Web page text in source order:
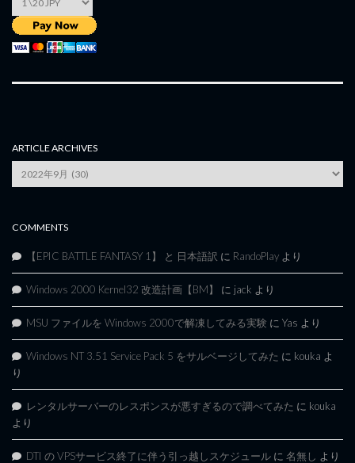
ARTICLE ARCHIVES
Archives
COMMENTS
【EPIC BATTLE FANTASY 1】 と 日本語訳 に RandoPlay より
Windows 2000 Kernel32 改造計画【BM】 に jack より
MSU ファイルを Windows 2000で解凍してみる実験 に Yas より
Windows NT 3.51 Service Pack 5 をサルベージしてみた に kouka よ
り
レンタルサーバーのレスポンスが悪すぎるので調べてみた に kouka
より
DTI の VPSサービス終了に伴う引っ越しスケジュール に 名無し より